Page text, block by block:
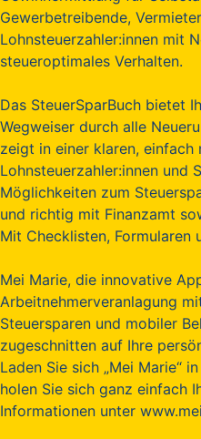
Gewerbetreibende,
Lohnsteuerzahler:innen mit
steueroptimales Verhalten.
Das SteuerSparBuch bietet
Wegweiser durch alle
zeigt in einer klaren, einfach
Lohnsteuerzahler:innen und
Möglichkeiten zum
und richtig mit Finanzamt
Mit Checklisten, Formularen
Mei Marie, die innovative
Arbeitnehmerveranlagung
Steuersparen und mobiler
zugeschnitten auf Ihre
Laden Sie sich „Mei Marie“
holen Sie sich ganz einfach
Informationen unter